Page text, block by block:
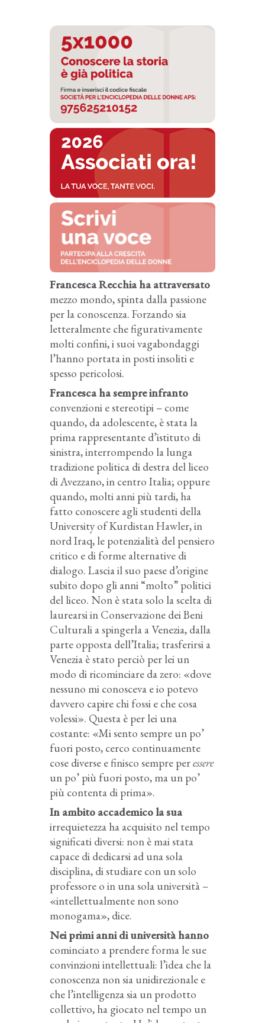
Francesca Recchia ha attraversato
mezzo mondo, spinta dalla passione
per la conoscenza. Forzando sia
letteralmente che figurativamente
molti confini, i suoi vagabondaggi
l’hanno portata in posti insoliti e
spesso pericolosi.
Francesca ha sempre infranto
convenzioni e stereotipi – come
quando, da adolescente, è stata la
prima rappresentante d’istituto di
sinistra, interrompendo la lunga
tradizione politica di destra del liceo
di Avezzano, in centro Italia; oppure
quando, molti anni più tardi, ha
fatto conoscere agli studenti della
University of Kurdistan Hawler, in
nord Iraq, le potenzialità del pensiero
critico e di forme alternative di
dialogo. Lascia il suo paese d’origine
subito dopo gli anni “molto” politici
del liceo. Non è stata solo la scelta di
laurearsi in Conservazione dei Beni
Culturali a spingerla a Venezia, dalla
parte opposta dell’Italia; trasferirsi a
Venezia è stato perciò per lei un
modo di ricominciare da zero: «dove
nessuno mi conosceva e io potevo
davvero capire chi fossi e che cosa
volessi». Questa è per lei una
costante: «Mi sento sempre un po’
fuori posto, cerco continuamente
cose diverse e finisco sempre peressere
un po’ più fuori posto, ma un po’
più contenta di prima».
In ambito accademico la sua
irrequietezza ha acquisito nel tempo
significati diversi: non è mai stata
capace di dedicarsi ad una sola
disciplina, di studiare con un solo
professore o in una sola università –
«intellettualmente non sono
monogama», dice.
Nei primi anni di università hanno
cominciato a prendere forma le sue
convinzioni intellettuali: l’idea che la
conoscenza non sia unidirezionale e
che l’intelligenza sia un prodotto
collettivo, ha giocato nel tempo un